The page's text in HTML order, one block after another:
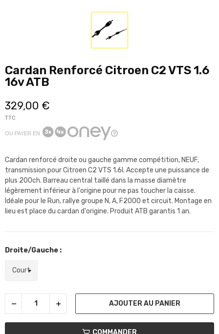
Cardan Renforcé Citroen C2 VTS 1.6
16v ATB
329,00 €
TTC
OU PAYER EN
Cardan renforcé droite ou gauche gamme compétition, NEUF,
transmission pour Citroen C2 VTS 1.6l. Accepte une puissance de
plus 200ch. Barreau central taillé dans la masse diamètre
légèrement inférieur à l'origine pour ne pas toucher la caisse.
Idéale pour le Run, rallye groupe N, A, F2000 et circuit. Montage en
lieu est place du cardan d'origine. Produit ATB garantis 1 an.
Droite/Gauche :
AJOUTER AU PANIER